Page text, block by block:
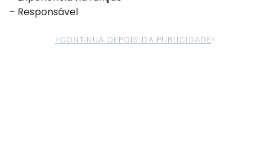
– Responsável
>CONTINUA DEPOIS DA PUBLICIDADE<